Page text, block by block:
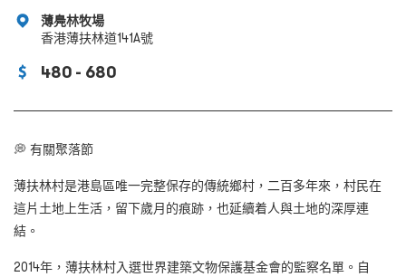
薄鳧林牧場
香港薄扶林道141A號
480 - 680
💭 有關聚落節
薄扶林村是港島區唯一完整保存的傳統鄉村，二百多年來，村民在
這片土地上生活，留下歲月的痕跡，也延續着人與土地的深厚連
結。
2014年，薄扶林村入選世界建築文物保護基金會的監察名單。自